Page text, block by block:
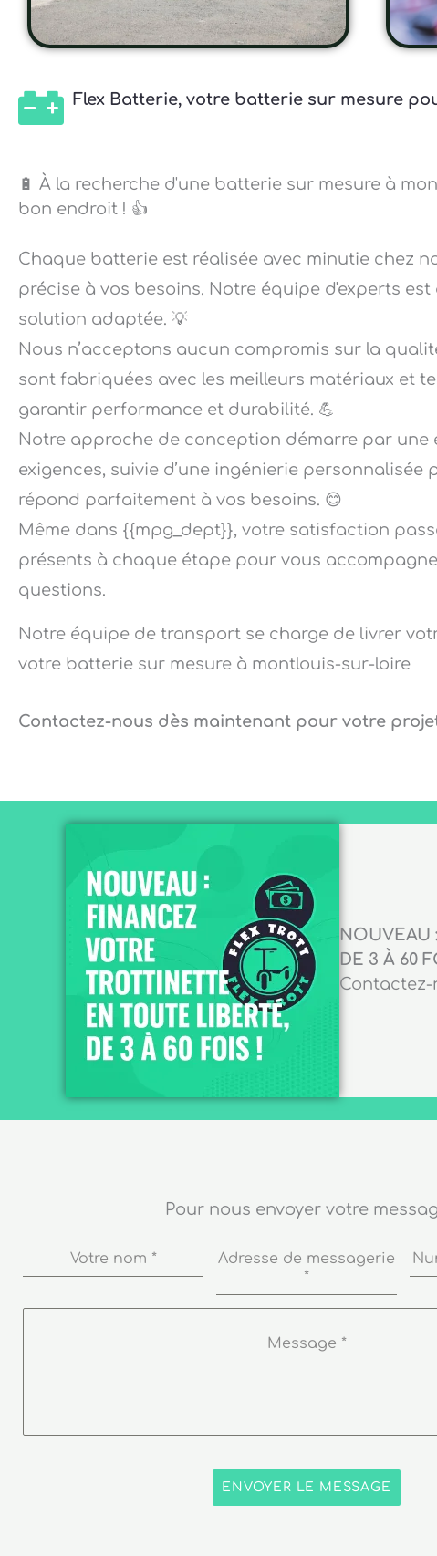
Flex Batterie, votre batterie sur mesure
🔋 À la recherche d'une batterie sur mesure à
bon endroit ! 👍
Chaque batterie est réalisée avec minutie chez
précise à vos besoins. Notre équipe d'experts
solution adaptée. 💡
Nous n’acceptons aucun compromis sur la
sont fabriquées avec les meilleurs matériaux et
garantir performance et durabilité. 💪
Notre approche de conception démarre par une
exigences, suivie d’une ingénierie
répond parfaitement à vos besoins. 😊
Même dans {{mpg_dept}}, votre satisfaction
présents à chaque étape pour vous
questions.
Notre équipe de transport se charge de livrer
votre batterie sur mesure à montlouis-sur-loire
Contactez-nous dès maintenant pour votre
NOUVEAU
DE 3 À 60
Pour nous envoyer votre
Votre nom *
Adresse de messagerie
*
Message *
ENVOYER LE MESSAGE